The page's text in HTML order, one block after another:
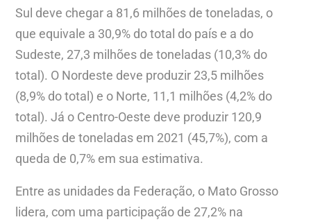
Sul deve chegar a 81,6 milhões de toneladas, o
que equivale a 30,9% do total do país e a do
Sudeste, 27,3 milhões de toneladas (10,3% do
total). O Nordeste deve produzir 23,5 milhões
(8,9% do total) e o Norte, 11,1 milhões (4,2% do
total). Já o Centro-Oeste deve produzir 120,9
milhões de toneladas em 2021 (45,7%), com a
queda de 0,7% em sua estimativa.
Entre as unidades da Federação, o Mato Grosso
lidera, com uma participação de 27,2% na